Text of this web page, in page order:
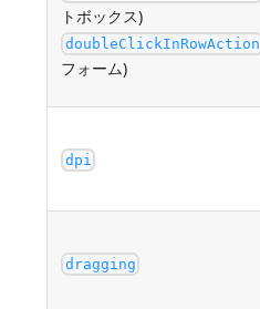
トボックス)
doubleClickInRowAction
フォーム)
dpi
dragging